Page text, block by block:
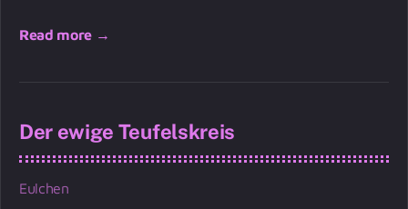
Read more →
Der ewige Teufelskreis
Eulchen